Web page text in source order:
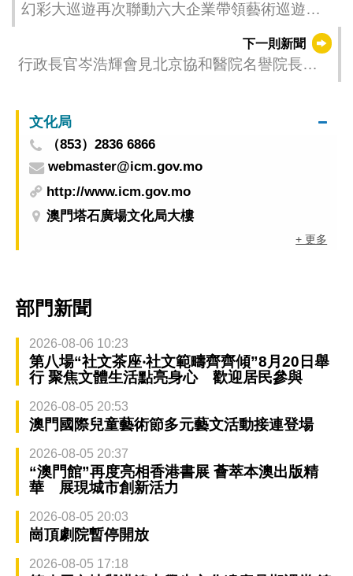
幻彩大巡遊再次聯動六大企業帶領藝術巡遊隊
下一則新聞
行政長官岑浩輝會見北京協和醫院名譽院長趙
文化局
（853）2836 6866
webmaster@icm.gov.mo
http://www.icm.gov.mo
澳門塔石廣場文化局大樓
+ 更多
部門新聞
2026-08-06 10:23
第八場“社文茶座‧社文範疇齊齊傾”8月20日舉
行 聚焦文體生活點亮身心 歡迎居民參與
2026-08-05 20:53
澳門國際兒童藝術節多元藝文活動接連登場
2026-08-05 20:37
“澳門館”再度亮相香港書展 薈萃本澳出版精
華 展現城市創新活力
2026-08-05 20:03
崗頂劇院暫停開放
2026-08-05 17:18